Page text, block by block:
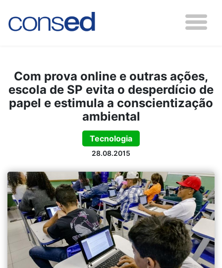
Com prova online e outras ações,
escola de SP evita o desperdício de
papel e estimula a conscientização
ambiental
Tecnologia
28.08.2015